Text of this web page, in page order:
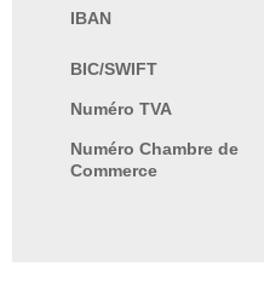
IBAN
BIC/SWIFT
Numéro TVA
Numéro Chambre de
Commerce